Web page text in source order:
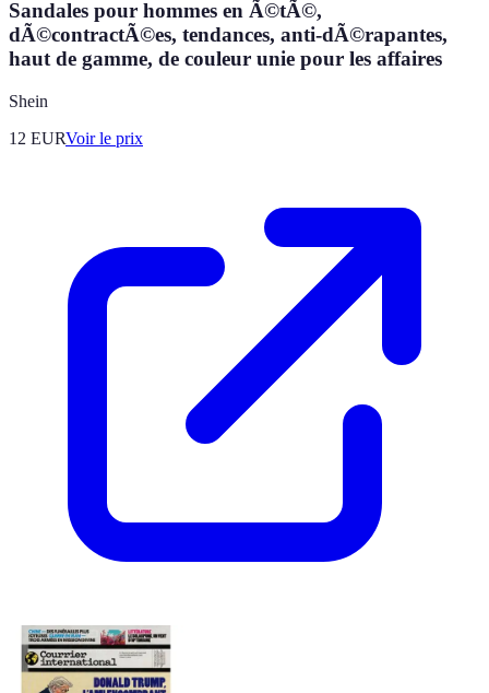
Sandales pour hommes en Ã©tÃ©,
dÃ©contractÃ©es, tendances, anti-dÃ©rapantes,
haut de gamme, de couleur unie pour les affaires
Shein
12 EURVoir le prix